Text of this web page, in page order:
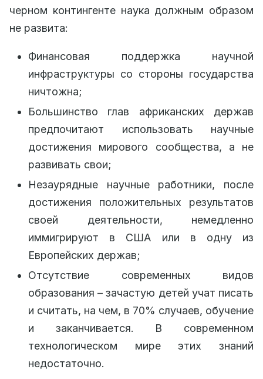
черном контингенте наука должным образом
не развита:
Финансовая поддержка научной
инфраструктуры со стороны государства
ничтожна;
Большинство глав африканских держав
предпочитают использовать научные
достижения мирового сообщества, а не
развивать свои;
Незаурядные научные работники, после
достижения положительных результатов
своей деятельности, немедленно
иммигрируют в США или в одну из
Европейских держав;
Отсутствие современных видов
образования – зачастую детей учат писать
и считать, на чем, в 70% случаев, обучение
и заканчивается. В современном
технологическом мире этих знаний
недостаточно.